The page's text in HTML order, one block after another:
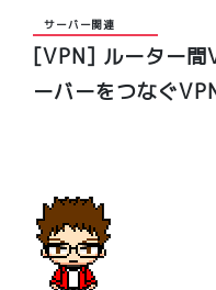
サーバー関連
[VPN] ルーター間
ーバーをつなぐ